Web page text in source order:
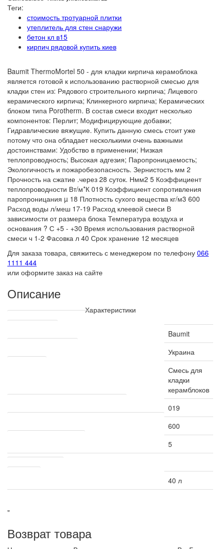
Теги:
стоимость тротуарной плитки
утеплитель для стен снаружи
бетон кл в15
кирпич рядовой купить киев
Baumit ThermoMortel 50 - для кладки кирпича керамоблока
является готовой к использованию растворной смесью для
кладки стен из: Рядового строительного кирпича; Лицевого
керамического кирпича; Клинкерного кирпича; Керамических
блоком типа Porotherm. В состав смеси входит несколько
компонентов: Перлит; Модифицирующие добавки;
Гидравлические вяжущие. Купить данную смесь стоит уже
потому что она обладает несколькими очень важными
достоинствами: Удобство в применении; Низкая
теплопроводность; Высокая адгезия; Паропроницаемость;
Экологичность и пожаробезопасность. Зернистость мм 2
Прочность на сжатие .через 28 суток. Нмм2 5 Коэффициент
теплопроводности Вт/м*К 019 Коэффициент сопротивления
паропроницания µ 18 Плотность сухого вещества кг/м3 600
Расход воды л/меш 17-19 Расход клеевой смеси В
зависимости от размера блока Температура воздуха и
основания ? С +5 - +30 Время использования растворной
смеси ч 1-2 Фасовка л 40 Срок хранение 12 месяцев
Для заказа товара, свяжитесь с менеджером по телефону 066
1111 444
или оформите заказ на сайте
Описание
Характеристики
Технические характеристики
Baumit
Украина
Смесь для
кладки
керамблоков
019
600
5
Транспортировка
40 л
"
Возврат товара